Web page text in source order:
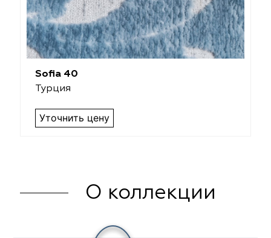
Sofia 40
Турция
Уточнить цену
О коллекции